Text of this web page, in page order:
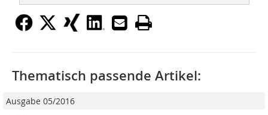
Thematisch passende Artikel:
Ausgabe 05/2016